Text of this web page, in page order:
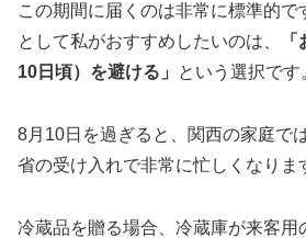
この期間に届くのは非常に標準的で
として私がおすすめしたいのは、
10日頃）を避ける」
という選択です
8月10日を過ぎると、関西の家庭で
省の受け入れで非常に忙しくなりま
冷蔵品を贈る場合、冷蔵庫が来客用